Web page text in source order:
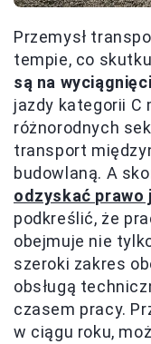
Przemysł
tempie, co
są na
jazdy kategorii C
różnorodnych
transport
budowlaną. A
odzyskać prawo
podkreślić, że
obejmuje nie
szeroki zakres
obsługą
czasem pracy.
w ciągu roku,